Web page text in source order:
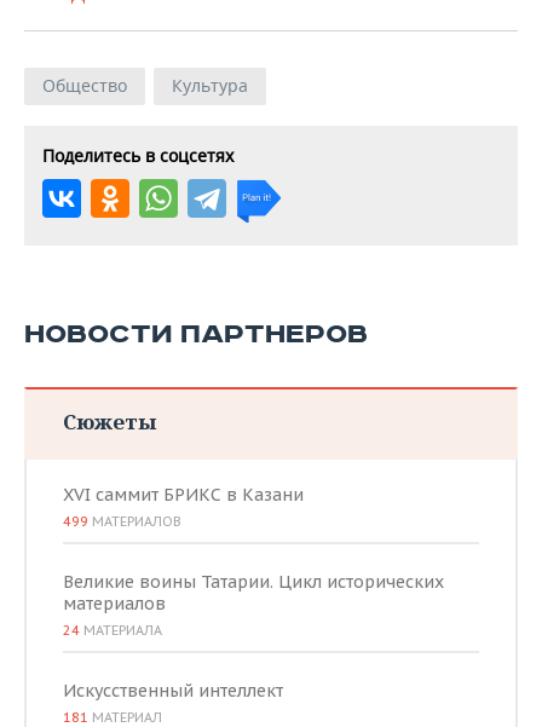
Общество Культура
Поделитесь в соцсетях
НОВОСТИ ПАРТНЕРОВ
Сюжеты
XVI саммит БРИКС в Казани
499 МАТЕРИАЛОВ
Великие воины Татарии. Цикл исторических
материалов
24 МАТЕРИАЛА
Искусственный интеллект
181 МАТЕРИАЛ